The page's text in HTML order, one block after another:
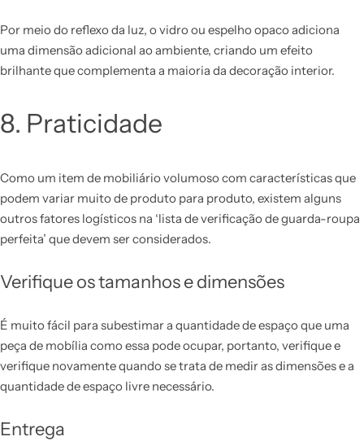
Por meio do reflexo da luz, o vidro ou espelho opaco adiciona
uma dimensão adicional ao ambiente, criando um efeito
brilhante que complementa a maioria da decoração interior.
8. Praticidade
Como um item de mobiliário volumoso com características que
podem variar muito de produto para produto, existem alguns
outros fatores logísticos na ‘lista de verificação de guarda-roupa
perfeita’ que devem ser considerados.
Verifique os tamanhos e dimensões
É muito fácil para subestimar a quantidade de espaço que uma
peça de mobília como essa pode ocupar, portanto, verifique e
verifique novamente quando se trata de medir as dimensões e a
quantidade de espaço livre necessário.
Entrega